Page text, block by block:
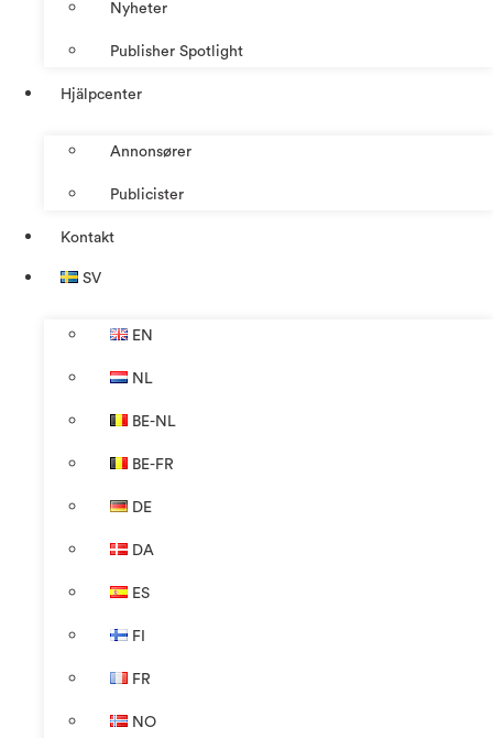
Nyheter
Publisher Spotlight
Hjälpcenter
Annonsører
Publicister
Kontakt
SV
EN
NL
BE-NL
BE-FR
DE
DA
ES
FI
FR
NO